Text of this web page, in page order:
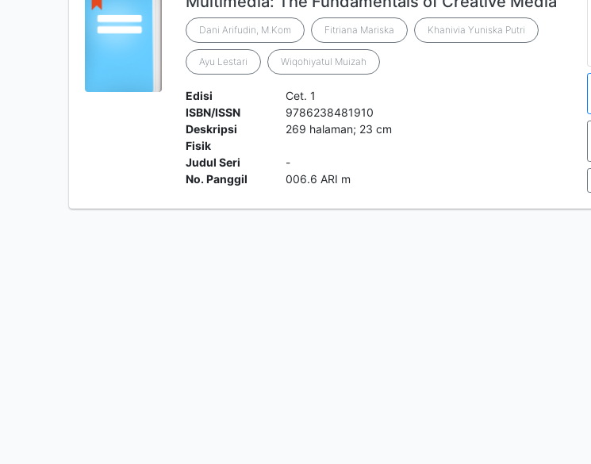
Dani Arifudin, M.Kom Fitriana Mariska Khanivia Yuniska Putri
Ayu Lestari Wiqohiyatul Muizah
Edisi
Cet. 1
ISBN/ISSN
9786238481910
Deskripsi
Fisik
269 halaman; 23 cm
Judul Seri
-
No. Panggil
006.6 ARI m